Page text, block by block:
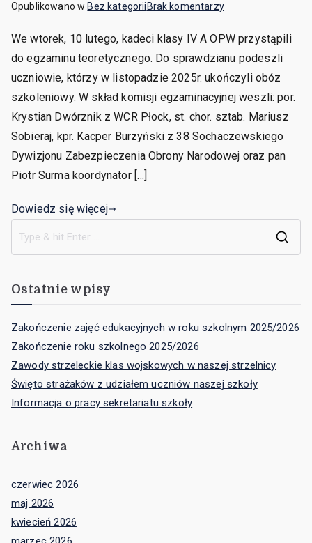
Opublikowano w Bez kategorii Brak komentarzy
We wtorek, 10 lutego, kadeci klasy IV A OPW przystąpili
do egzaminu teoretycznego. Do sprawdzianu podeszli
uczniowie, którzy w listopadzie 2025r. ukończyli obóz
szkoleniowy. W skład komisji egzaminacyjnej weszli: por.
Krystian Dwórznik z WCR Płock, st. chor. sztab. Mariusz
Sobieraj, kpr. Kacper Burzyński z 38 Sochaczewskiego
Dywizjonu Zabezpieczenia Obrony Narodowej oraz pan
Piotr Surma koordynator […]
Dowiedz się więcej
Ostatnie wpisy
Zakończenie zajęć edukacyjnych w roku szkolnym 2025/2026
Zakończenie roku szkolnego 2025/2026
Zawody strzeleckie klas wojskowych w naszej strzelnicy
Święto strażaków z udziałem uczniów naszej szkoły
Informacja o pracy sekretariatu szkoły
Archiwa
czerwiec 2026
maj 2026
kwiecień 2026